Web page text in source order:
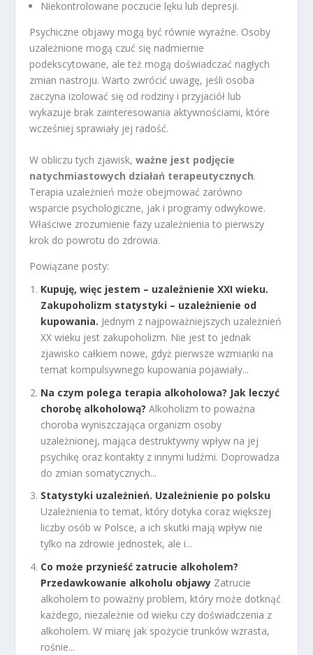
Niekontrolowane poczucie lęku lub depresji.
Psychiczne objawy mogą być równie wyraźne. Osoby
uzależnione mogą czuć się nadmiernie
podekscytowane, ale też mogą doświadczać nagłych
zmian nastroju. Warto zwrócić uwagę, jeśli osoba
zaczyna izolować się od rodziny i przyjaciół lub
wykazuje brak zainteresowania aktywnościami, które
wcześniej sprawiały jej radość.
W obliczu tych zjawisk,ważne jest podjęcie
natychmiastowych działań terapeutycznych.
Terapia uzależnień może obejmować zarówno
wsparcie psychologiczne, jak i programy odwykowe.
Właściwe zrozumienie fazy uzależnienia to pierwszy
krok do powrotu do zdrowia.
Powiązane posty:
Kupuję, więc jestem – uzależnienie XXI wieku.
Zakupoholizm statystyki – uzależnienie od
kupowania. Jednym z najpoważniejszych uzależnień
XX wieku jest zakupoholizm. Nie jest to jednak
zjawisko całkiem nowe, gdyż pierwsze wzmianki na
temat kompulsywnego kupowania pojawiały...
Na czym polega terapia alkoholowa? Jak leczyć
chorobę alkoholową? Alkoholizm to poważna
choroba wyniszczająca organizm osoby
uzależnionej, mająca destruktywny wpływ na jej
psychikę oraz kontakty z innymi ludźmi. Doprowadza
do zmian somatycznych...
Statystyki uzależnień. Uzależnienie po polsku
Uzależnienia to temat, który dotyka coraz większej
liczby osób w Polsce, a ich skutki mają wpływ nie
tylko na zdrowie jednostek, ale i...
Co może przynieść zatrucie alkoholem?
Przedawkowanie alkoholu objawy Zatrucie
alkoholem to poważny problem, który może dotknąć
każdego, niezależnie od wieku czy doświadczenia z
alkoholem. W miarę jak spożycie trunków wzrasta,
rośnie...